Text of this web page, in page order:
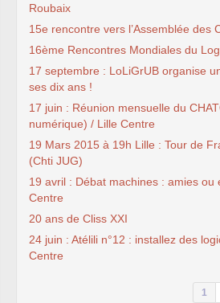
Roubaix
15e rencontre vers l’Assemblée des
16ème Rencontres Mondiales du
17 septembre : LoLiGrUB organise
ses dix ans !
17 juin : Réunion mensuelle du
numérique) / Lille Centre
19 Mars 2015 à 19h Lille : Tour de
(Chti JUG)
19 avril : Débat machines : amies ou
Centre
20 ans de Cliss XXI
24 juin : Atélili n°12 : installez des
Centre
1